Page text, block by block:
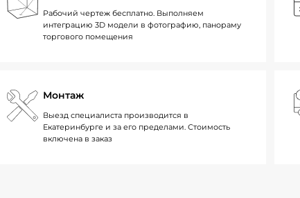
Рабочий чертеж бесплатно. Выполняем
интеграцию 3D модели в фотографию, панораму
торгового помещения
Монтаж
Выезд специалиста производится в
Екатеринбурге и за его пределами. Стоимость
включена в заказ